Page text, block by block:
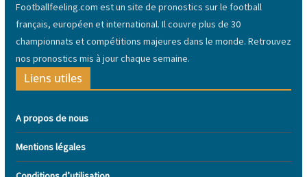
Footballfeeling.com est un site de pronostics sur le football
français, européen et international. Il couvre plus de 30
championnats et compétitions majeures dans le monde. Retrouvez
nos pronostics mis à jour chaque semaine.
Liens utiles
A propos de nous
Mentions légales